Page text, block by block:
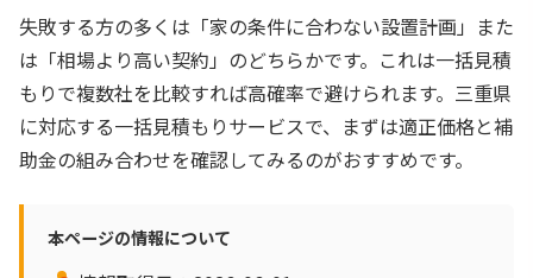
失敗する方の多くは「家の条件に合わない設置計画」また
は「相場より高い契約」のどちらかです。これは一括見積
もりで複数社を比較すれば高確率で避けられます。三重県
に対応する一括見積もりサービスで、まずは適正価格と補
助金の組み合わせを確認してみるのがおすすめです。
本ページの情報について